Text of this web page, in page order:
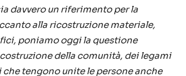
davvero un riferimento per la
alla ricostruzionemateriale,
poniamo oggi la questione
della comunità, dei legami
che tengono unite le persone anche